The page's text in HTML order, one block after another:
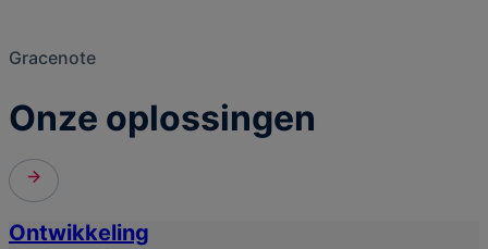
Gracenote
Onze oplossingen
Ontwikkeling